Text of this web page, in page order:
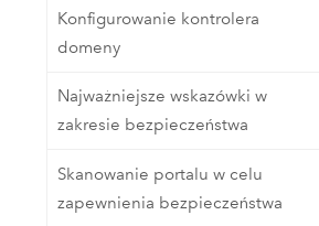
Konfigurowanie kontrolera
domeny
Najważniejsze wskazówki w
zakresie bezpieczeństwa
Skanowanie portalu w celu
zapewnienia bezpieczeństwa